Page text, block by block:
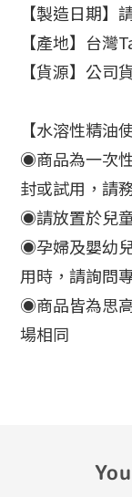
【製造日期】
【產地】台灣
【貨源】公司
【水溶性精油
◉商品為一次
封或試用，請
◉請放置於兒
◉孕婦及嬰幼
用時，請詢問
◉商品皆為思
場相同